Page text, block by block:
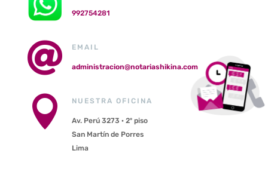
992754281
 EMAIL
administracion@notariashikina.com
 NUESTRA OFICINA
Av. Perú 3273 · 2º piso
San Martín de Porres
Lima